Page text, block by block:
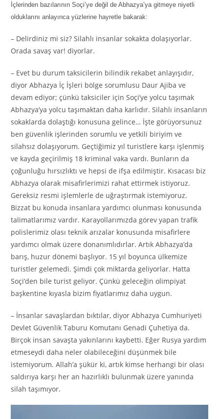
İçlerinden bazılarının Soçi’ye değil de Abhazya’ya gitmeye niyetli
olduklarını anlayınca yüzlerine hayretle bakarak:
– Delirdiniz mi siz? Silahlı insanlar sokakta dolaşıyorlar.
Orada savaş var! diyorlar.
– Evet bu durum taksicilerin bilindik rekabet anlayışıdır,
diyor Abhazya İç İşleri bölge sorumlusu Daur Ajiba ve
devam ediyor; çünkü taksiciler için Soçi’ye yolcu taşımak
Abhazya’ya yolcu taşımaktan daha karlıdır. Silahlı insanların
sokaklarda dolaştığı konusuna gelince… İşte görüyorsunuz
ben güvenlik işlerinden sorumlu ve yetkili biriyim ve
silahsız dolaşıyorum. Geçtiğimiz yıl turistlere karşı işlenmiş
ve kayda geçirilmiş 18 kriminal vaka vardı. Bunların da
çoğunluğu hırsızlıktı ve hepsi de ifşa edilmiştir. Kısacası biz
Abhazya olarak misafirlerimizi rahat ettirmek istiyoruz.
Gereksiz resmi işlemlerle de uğraştırmak istemiyoruz.
Bizzat bu konuda insanlara yardımcı olunması konusunda
talimatlarımız vardır. Karayollarımızda görev yapan trafik
polislerimiz olası teknik arızalar konusunda misafirlere
yardımcı olmak üzere donanımlıdırlar. Artık Abhazya’da
barış, huzur dönemi başlıyor. 15 yıl boyunca ülkemize
turistler gelemedi. Şimdi çok miktarda geliyorlar. Hatta
Soçi’den bile turist geliyor. Çünkü geleceğin olimpiyat
başkentine kıyasla bizim fiyatlarımız daha uygun.
– İnsanlar savaşlardan bıktılar, diyor Abhazya Cumhuriyeti
Devlet Güvenlik Taburu Komutanı Genadi Çuhetiya da.
Birçok insan savaşta yakınlarını kaybetti. Eğer Rusya yardım
etmeseydi daha neler olabileceğini düşünmek bile
istemiyorum. Allah’a şükür ki, artık kimse herhangi bir olası
saldırıya karşı her an hazırlıklı bulunmak üzere yanında
silah taşımıyor.